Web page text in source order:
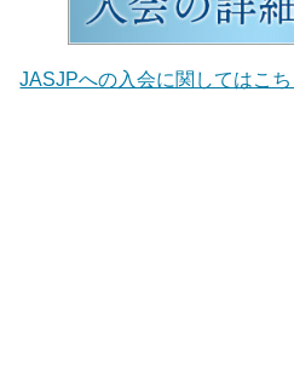
JASJPへの入会に関してはこ